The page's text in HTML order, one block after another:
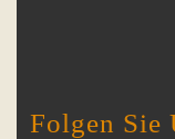
Folgen Sie